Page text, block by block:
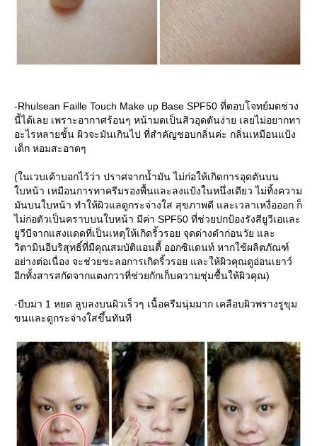
-Rhulsean Faille Touch Make up Base SPF50 ที่ตอบโจทย์มดช่วง
นี้ได้เลย เพราะอากาศร้อนๆ หน้ามดเป็นสิวอุดตันง่าย เลยไม่อยากทา
อะไรหลายชั้น ผิวจะมันเกินไป ที่สำคัญชอบกลิ่นค่ะ กลิ่นเหมือนแป้ง
เด็ก หอมสะอาดๆ
(ในเวบเค้าบอกไว้ว่า ปราศจากน้ำมัน ไม่ก่อให้เกิดการอุดตันบน
บหน้า เหมือนการทาครีมรองพื้นและลงแป้งในหนึ่งเดียว ไม่ทิ้งความ
มันบนใบหน้า ทำให้ผิวแลดูกระจ่างใส สุขภาพดี และเวลาเหงื่อออก ก็
ไม่ก่อตัวเป็นคราบบนใบหน้า มีค่า SPF50 ที่ช่วยปกป้องรังสียูวีเอและ
ูวีบีจากแสงแดดที่เป็นเหตุให้เกิดริ้วรอย จุดด่างดำก่อนวัย และ
วิตามินอีบริสุทธิ์ที่มีคุณสมบัติแอนตี้ ออกซิแดนท์ หากใช้ผลิตภัณฑ์
อย่างต่อเนื่อง จะช่วยชะลอการเกิดริ้วรอย และให้ผิวคุณดูอ่อนเยาว์
อีกทั้งสารสกัดจากแตงกวาที่ช่วยกักเก็บความชุ่มชื้นให้ผิวคุณ)
-บีบมา 1 หยด ลูบลงบนผิวเร็วๆ เนื้อครีมนุ่มมาก เคลือบผิวพรางรูขุม
ขนและดูกระจ่างใสขึ้นทันที